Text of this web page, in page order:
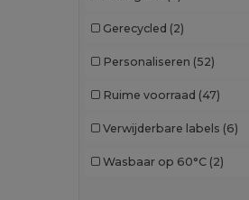
Gerecycled (2)
Personaliseren (52)
Ruime voorraad (47)
Verwijderbare labels (6)
Wasbaar op 60°C (2)